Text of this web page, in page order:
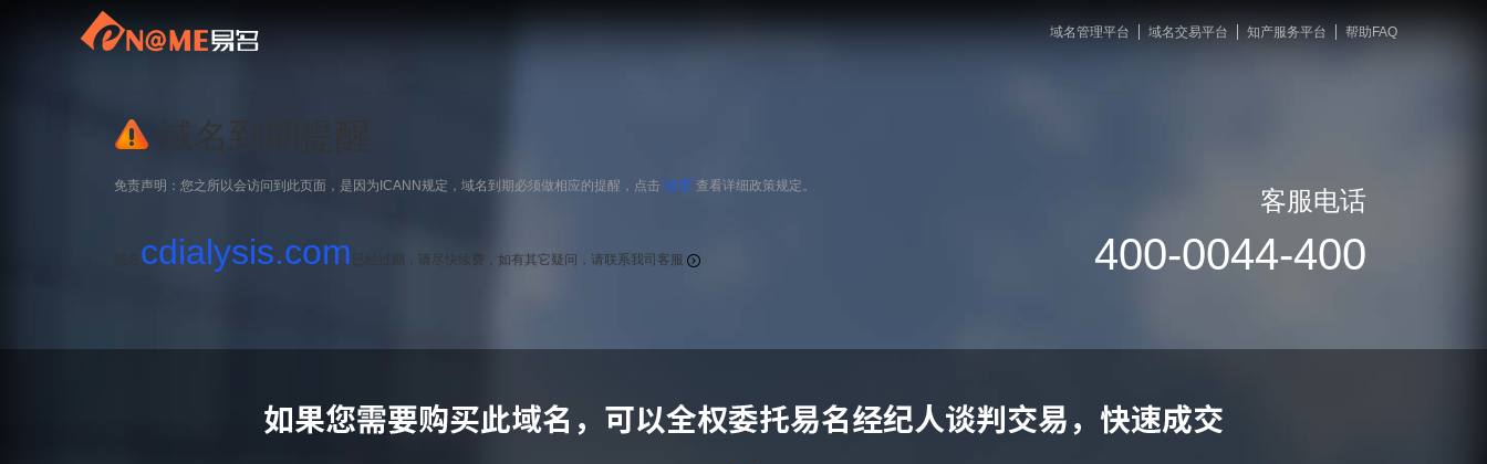
域名管理平台 域名交易平台 知产服务平台 帮助FAQ
域名到期提醒
免责声明：您之所以会访问到此页面，是因为ICANN规定，域名到期必须做相应的提醒，点击“这里”查看详细政策规定。
域名 cdialysis.com 已经过期，请尽快续费，如有其它疑问，请联系我司客服
客服电话
400-0044-400